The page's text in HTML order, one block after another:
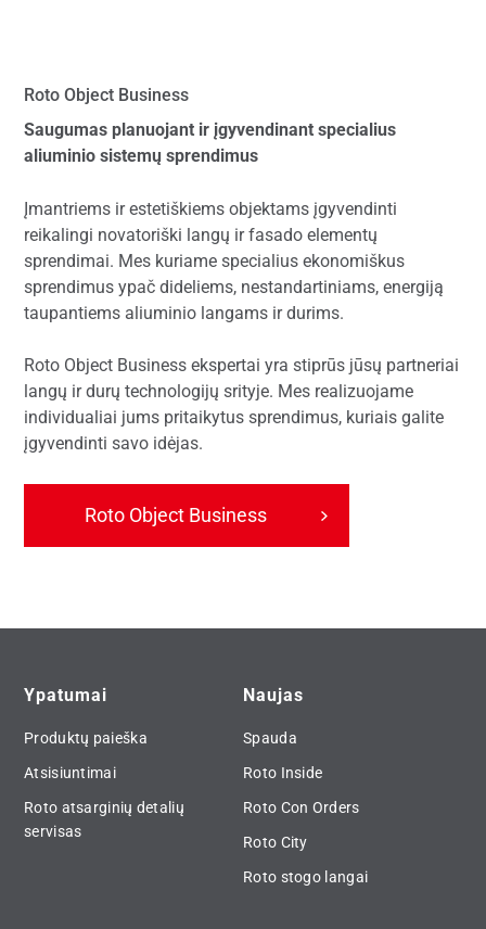
Roto Object Business
Saugumas planuojant ir įgyvendinant specialius
aliuminio sistemų sprendimus
Įmantriems ir estetiškiems objektams įgyvendinti
reikalingi novatoriški langų ir fasado elementų
sprendimai. Mes kuriame specialius ekonomiškus
sprendimus ypač dideliems, nestandartiniams, energiją
taupantiems aliuminio langams ir durims.
Roto Object Business ekspertai yra stiprūs jūsų partneriai
langų ir durų technologijų srityje. Mes realizuojame
individualiai jums pritaikytus sprendimus, kuriais galite
įgyvendinti savo idėjas.
Roto Object Business
Ypatumai
Produktų paieška
Atsisiuntimai
Roto atsarginių detalių
servisas
Naujas
Spauda
Roto Inside
Roto Con Orders
Roto City
Roto stogo langai